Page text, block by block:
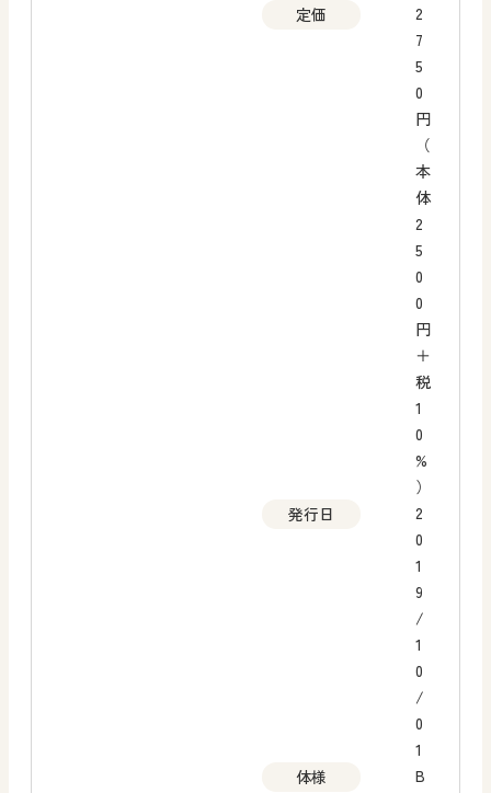
定価
2
7
5
0
円
（
本
体
2
5
0
0
円
＋
税
1
0
%
）
発行日
2
0
1
9
/
1
0
/
0
1
体様
B